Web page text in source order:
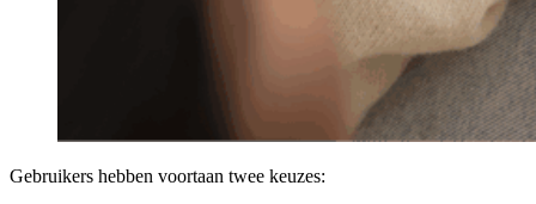
Gebruikers hebben voortaan twee keuzes: